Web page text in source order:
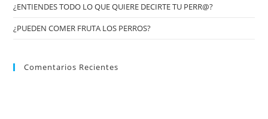
¿ENTIENDES TODO LO QUE QUIERE DECIRTE TU PERR@?
¿PUEDEN COMER FRUTA LOS PERROS?
Comentarios Recientes